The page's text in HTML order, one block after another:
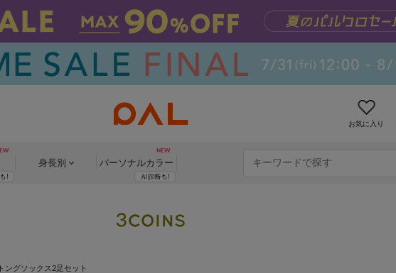
お気に入り
身長別 パーソナルカラー
トングソックス2足セット